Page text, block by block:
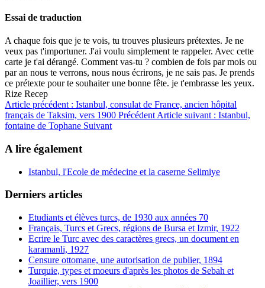
Essai de traduction
A chaque fois que je te vois, tu trouves plusieurs prétextes. Je ne
veux pas t'importuner. J'ai voulu simplement te rappeler. Avec cette
carte je t'ai dérangé. Comment vas-tu ? combien de fois par mois ou
par an nous te verrons, nous nous écrirons, je ne sais pas. Je prends
ce prétexte pour te souhaiter une bonne fête. je t'embrasse les yeux.
Rize Recep
Article précédent : Istanbul, consulat de France, ancien hôpital
français de Taksim, vers 1900 Précédent Article suivant : Istanbul,
fontaine de Tophane Suivant
A lire également
Istanbul, l'Ecole de médecine et la caserne Selimiye
Derniers articles
Etudiants et élèves turcs, de 1930 aux années 70
Français, Turcs et Grecs, régions de Bursa et Izmir, 1922
Ecrire le Turc avec des caractères grecs, un document en
karamanli, 1927
Censure ottomane, une autorisation de publier, 1894
Turquie, types et moeurs d'après les photos de Sebah et
Joaillier, vers 1900